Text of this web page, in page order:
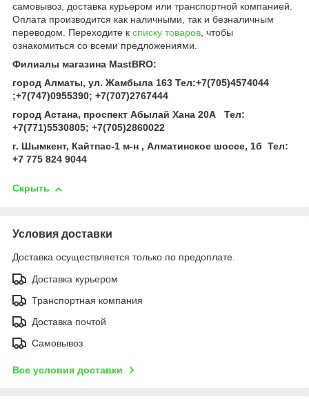
самовывоз, доставка курьером или транспортной компанией.
Оплата производится как наличными, так и безналичным
переводом. Переходите к списку товаров, чтобы
ознакомиться со всеми предложениями.
Филиалы магазина MastBRO:
город Алматы, ул. Жамбыла 163 Тел:+7(705)4574044
;+7(747)0955390; +7(707)2767444
город Астана, проспект Абылай Хана 20А
Тел:
+7(771)5530805; +7(705)2860022
г. Шымкент, Кайтпас-1 м-н , Алматинское шоссе, 1б Тел:
+7 775 824 9044
Скрыть
Условия доставки
Доставка осуществляется только по предоплате.
Доставка курьером
Транспортная компания
Доставка почтой
Самовывоз
Все условия доставки